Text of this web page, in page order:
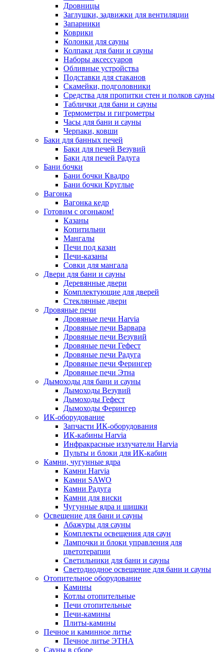
Дровницы
Заглушки, задвижки для вентиляции
Запарники
Коврики
Колонки для сауны
Колпаки для бани и сауны
Наборы аксессуаров
Обливные устройства
Подставки для стаканов
Скамейки, подголовники
Средства для пропитки стен и полков сауны
Таблички для бани и сауны
Термометры и гигрометры
Часы для бани и сауны
Черпаки, ковши
Баки для банных печей
Баки для печей Везувий
Баки для печей Радуга
Бани бочки
Бани бочки Квадро
Бани бочки Круглые
Вагонка
Вагонка кедр
Готовим с огоньком!
Казаны
Копитильни
Мангалы
Печи под казан
Печи-казаны
Совки для мангала
Двери для бани и сауны
Деревянные двери
Комплектующие для дверей
Стеклянные двери
Дровяные печи
Дровяные печи Harvia
Дровяные печи Варвара
Дровяные печи Везувий
Дровяные печи Гефест
Дровяные печи Радуга
Дровяные печи Ферингер
Дровяные печи Этна
Дымоходы для бани и сауны
Дымоходы Везувий
Дымоходы Гефест
Дымоходы Ферингер
ИК-оборудование
Запчасти ИК-оборудования
ИК-кабины Harvia
Инфракрасные излучатели Harvia
Пульты и блоки для ИК-кабин
Камни, чугунные ядра
Камни Harvia
Камни SAWO
Камни Радуга
Камни для виски
Чугунные ядра и шишки
Освещение для бани и сауны
Абажуры для сауны
Комплекты освещения для саун
Лампочки и блоки управления для
цветотерапии
Светильники для бани и сауны
Светодиодное освещение для бани и сауны
Отопительное оборудование
Камины
Котлы отопительные
Печи отопительные
Печи-камины
Плиты-камины
Печное и каминное литье
Печное литье ЭТНА
Сауны в сборе